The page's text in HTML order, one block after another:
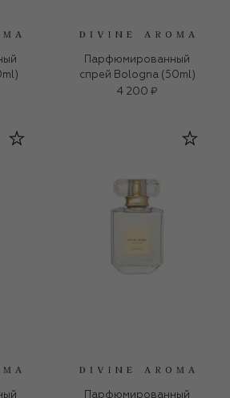
Парфюмированный
спрей Bologna (50ml)
4 200 ₽
Парфюмированный